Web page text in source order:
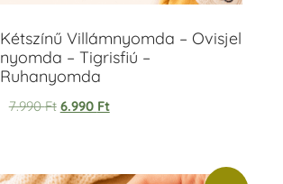
Kétszínű Villámnyomda – Ovisjel
nyomda – Tigrisfiú –
Ruhanyomda
7.990Ft 6.990 Ft